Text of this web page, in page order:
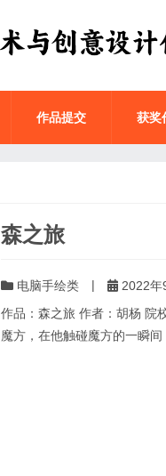
作品提交 获奖
森之旅
电脑手绘类 |
2022年
作品：森之旅 作者：胡杨 院
魔方，在他触碰魔方的一瞬